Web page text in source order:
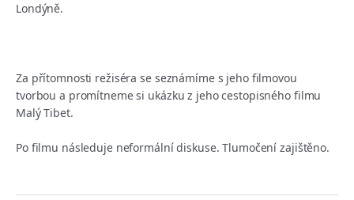
Londýně.
Za přítomnosti režiséra se seznámíme s jeho filmovou
tvorbou a promítneme si ukázku z jeho cestopisného filmu
Malý Tibet.
Po filmu následuje neformální diskuse. Tlumočení zajištěno.